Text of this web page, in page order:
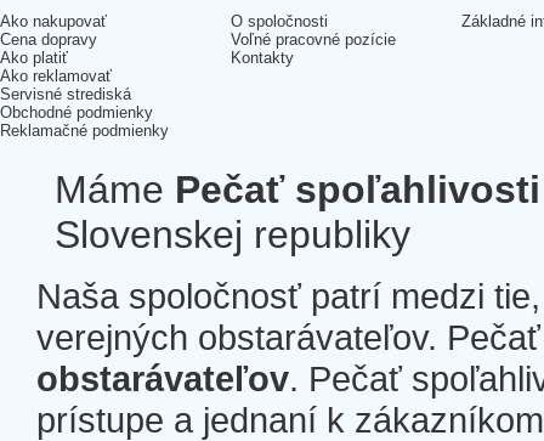
Ako nakupovať
Cena dopravy
Ako platiť
Ako reklamovať
Servisné strediská
Obchodné podmienky
Reklamačné podmienky
O spoločnosti
Voľné pracovné pozície
Kontakty
Základné
Máme Pečať spoľahlivosti
Slovenskej republiky
Naša spoločnosť patrí medzi
verejných obstarávateľov.
obstarávateľov. Pečať
prístupe a jednaní k